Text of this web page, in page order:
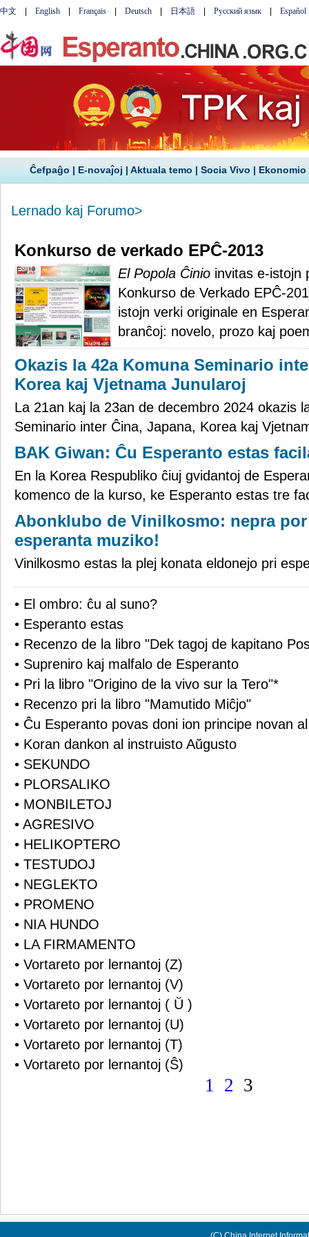
Ĉefpaĝo | E-novaĵoj | Aktuala temo | Socia Vivo | Ekonomio
Lernado kaj Forumo>
Konkurso de verkado EPĈ-2013
El Popola Ĉinio invitas e-istojn
Konkurso de Verkado EPĈ-
istojn verki originale en
branĉoj: novelo, prozo kaj
Okazis la 42a Komuna Seminario
Korea kaj Vjetnama Junularoj
La 21an kaj la 23an de decembro 2024 okazis
Seminario inter Ĉina, Japana, Korea kaj
BAK Giwan: Ĉu Esperanto estas
En la Korea Respubliko ĉiuj gvidantoj de
komenco de la kurso, ke Esperanto estas tre
Abonklubo de Vinilkosmo: nepra
esperanta muziko!
Vinilkosmo estas la plej konata eldonejo pri
• El ombro: ĉu al suno?
• Esperanto estas
• Recenzo de la libro "Dek tagoj de kapitano
• Supreniro kaj malfalo de Esperanto
• Pri la libro "Origino de la vivo sur la Tero"*
• Recenzo pri la libro "Mamutido Miĉjo"
• Ĉu Esperanto povas doni ion principe novan
• Koran dankon al instruisto Aŭgusto
• SEKUNDO
• PLORSALIKO
• MONBILETOJ
• AGRESIVO
• HELIKOPTERO
• TESTUDOJ
• NEGLEKTO
• PROMENO
• NIA HUNDO
• LA FIRMAMENTO
• Vortareto por lernantoj (Z)
• Vortareto por lernantoj (V)
• Vortareto por lernantoj ( Ŭ )
• Vortareto por lernantoj (U)
• Vortareto por lernantoj (T)
• Vortareto por lernantoj (Ŝ)
1 2 3